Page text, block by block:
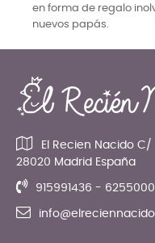
en forma de regalo
nuevos papás.
El Recien Nacido C/
28020 Madrid España
915991436 -